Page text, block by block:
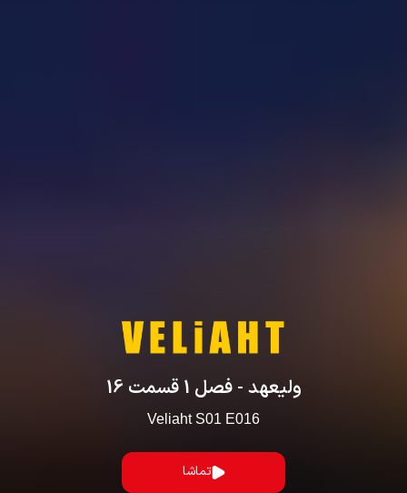
ولیعهد - فصل 1 قسمت 16
VeliahtS01 E016
تماشا